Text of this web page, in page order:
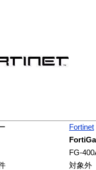
Fortinet
FG-
対象外